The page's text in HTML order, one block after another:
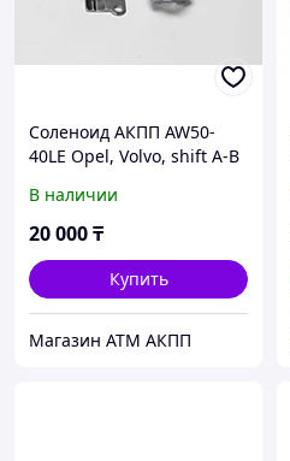
Соленоид АКПП AW50-
40LE Opel, Volvo, shift A-B
В наличии
20 000₸
Купить
Магазин АТМ АКПП